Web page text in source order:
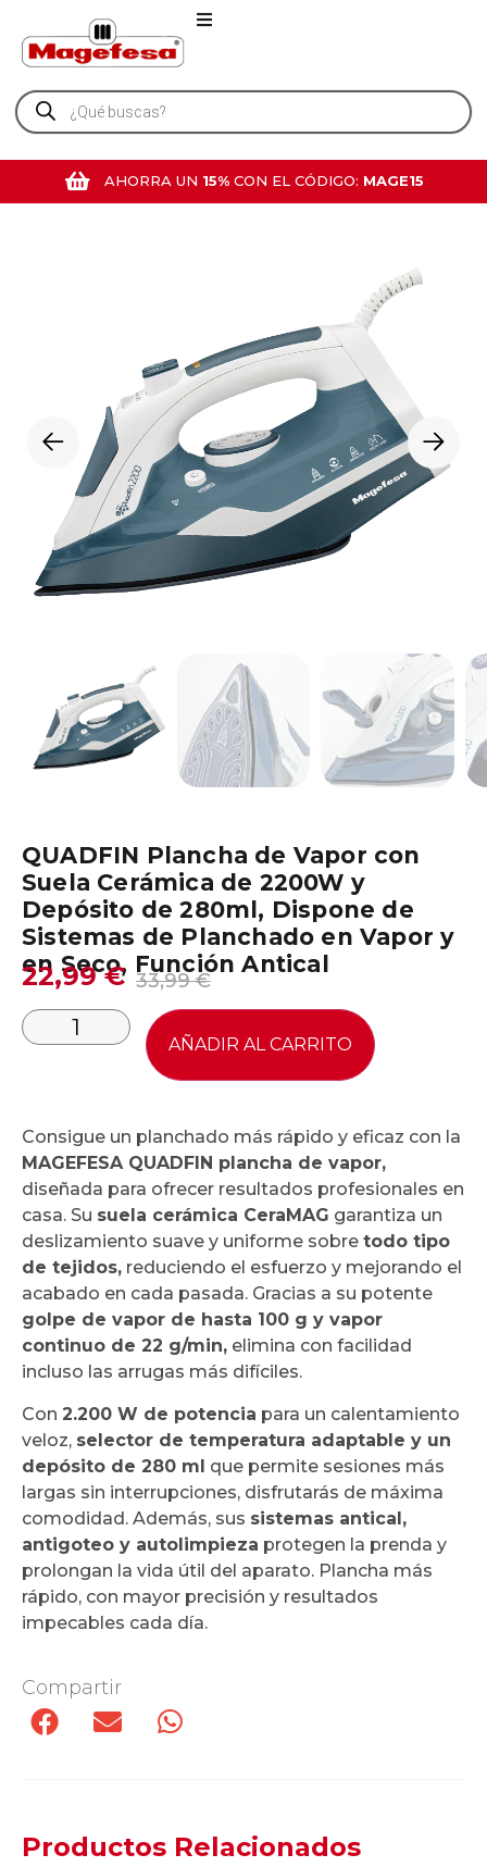
AHORRA UN 15%CON EL CÓDIGO: MAGE15
QUADFIN Plancha de Vapor con
Suela Cerámica de 2200W y
Depósito de 280ml, Dispone de
Sistemas de Planchado en Vapor y
en Seco, Función Antical
33,99€
22,99€
AÑADIR AL CARRITO
Consigue un planchado más rápido y eficaz con la
MAGEFESA QUADFIN plancha de vapor,
diseñada para ofrecer resultados profesionales en
casa. Su suela cerámica CeraMAG garantiza un
deslizamiento suave y uniforme sobre todo tipo
de tejidos, reduciendo el esfuerzo y mejorando el
acabado en cada pasada. Gracias a su potente
golpe de vapor de hasta 100 g y vapor
continuo de 22 g/min, elimina con facilidad
incluso las arrugas más difíciles.
Con 2.200 W de potencia para un calentamiento
veloz, selector de temperatura adaptable y un
depósito de 280 ml que permite sesiones más
largas sin interrupciones, disfrutarás de máxima
comodidad. Además, sus sistemas antical,
antigoteo y autolimpieza protegen la prenda y
prolongan la vida útil del aparato. Plancha más
rápido, con mayor precisión y resultados
impecables cada día.
Compartir
Productos Relacionados